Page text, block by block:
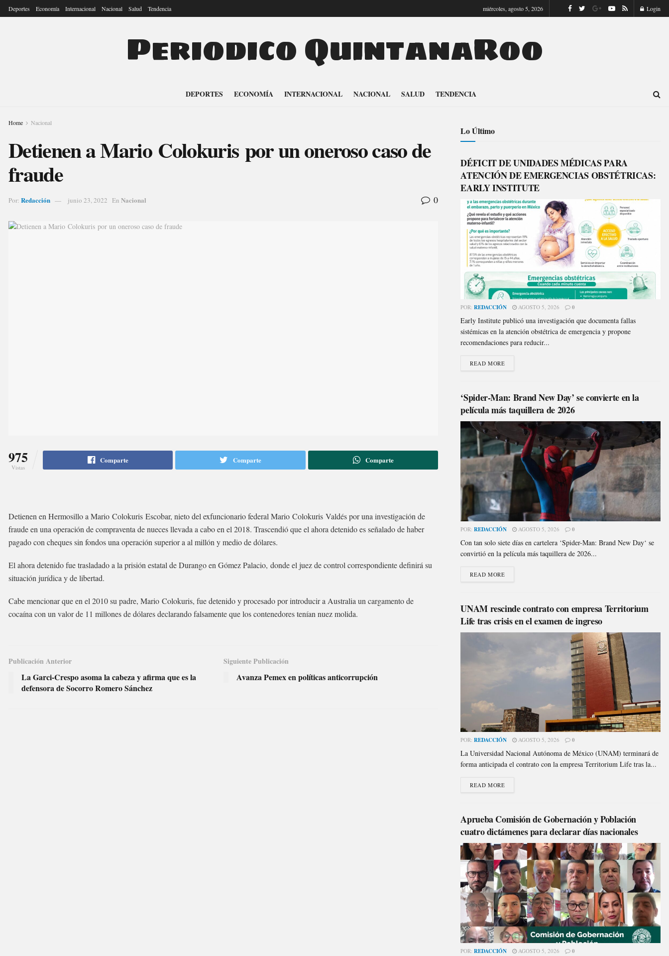
Deportes Economía Internacional Nacional Salud Tendencia miércoles, agosto 5, 2026 Login
Periodico QuintanaRoo
DEPORTES ECONOMÍA INTERNACIONAL NACIONAL SALUD TENDENCIA
Home Nacional
Detienen a Mario Colokuris por un oneroso caso de
fraude
Por: Redacción junio 23, 2022 En Nacional 0
975
Vistas
Comparte Comparte Comparte
Detienen en Hermosillo a Mario Colokuris Escobar, nieto del exfuncionario federal Mario Colokuris Valdés por una investigación de
fraude en una operación de compraventa de nueces llevada a cabo en el 2018. Trascendió que el ahora detenido es señalado de haber
pagado con cheques sin fondos una operación superior a al millón y medio de dólares.
El ahora detenido fue trasladado a la prisión estatal de Durango en Gómez Palacio, donde el juez de control correspondiente definirá su
situación jurídica y de libertad.
Cabe mencionar que en el 2010 su padre, Mario Colokuris, fue detenido y procesado por introducir a Australia un cargamento de
cocaína con un valor de 11 millones de dólares declarando falsamente que los contenedores tenían nuez molida.
Publicación Anterior
La Garci-Crespo asoma la cabeza y afirma que es la
defensora de Socorro Romero Sánchez
Siguiente Publicación
Avanza Pemex en políticas anticorrupción
Lo Último
DÉFICIT DE UNIDADES MÉDICAS PARA
ATENCIÓN DE EMERGENCIAS OBSTÉTRICAS:
EARLY INSTITUTE
POR: REDACCIÓN AGOSTO 5, 2026 0
Early Institute publicó una investigación que documenta fallas
sistémicas en la atención obstétrica de emergencia y propone
recomendaciones para reducir...
READ MORE
‘Spider-Man: Brand New Day’ se convierte en la
película más taquillera de 2026
POR: REDACCIÓN AGOSTO 5, 2026 0
Con tan solo siete días en cartelera ‘Spider-Man: Brand New Day‘ se
convirtió en la película más taquillera de 2026...
READ MORE
UNAM rescinde contrato con empresa Territorium
Life tras crisis en el examen de ingreso
POR: REDACCIÓN AGOSTO 5, 2026 0
La Universidad Nacional Autónoma de México (UNAM) terminará de
forma anticipada el contrato con la empresa Territorium Life tras la...
READ MORE
Aprueba Comisión de Gobernación y Población
cuatro dictámenes para declarar días nacionales
POR: REDACCIÓN AGOSTO 5, 2026 0